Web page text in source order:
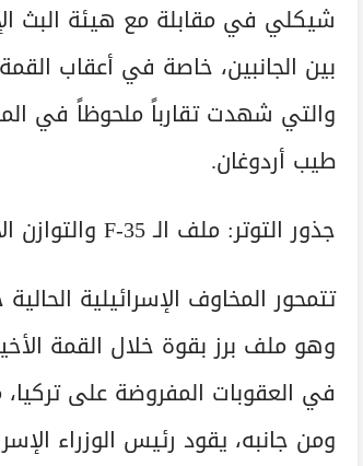
شيكلي في مقابلة مع هيئة البث
بين الجانبين، خاصة في أعقاب
والتي شهدت تقارباً ملحوظاً في
طيب أردوغان.
جذور التوتر: ملف الـ F-35 والتوازن الاستراتيجي
وهو ملف برز بقوة خلال القمة
في العقوبات المفروضة على
ومن جانبه، يقود رئيس الوزراء